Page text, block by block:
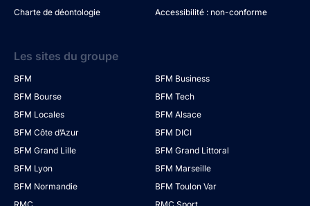
Charte de déontologie
Accessibilité : non-conforme
Les sites du groupe
BFM
BFM Business
BFM Bourse
BFM Tech
BFM Locales
BFM Alsace
BFM Côte d’Azur
BFM DICI
BFM Grand Lille
BFM Grand Littoral
BFM Lyon
BFM Marseille
BFM Normandie
BFM Toulon Var